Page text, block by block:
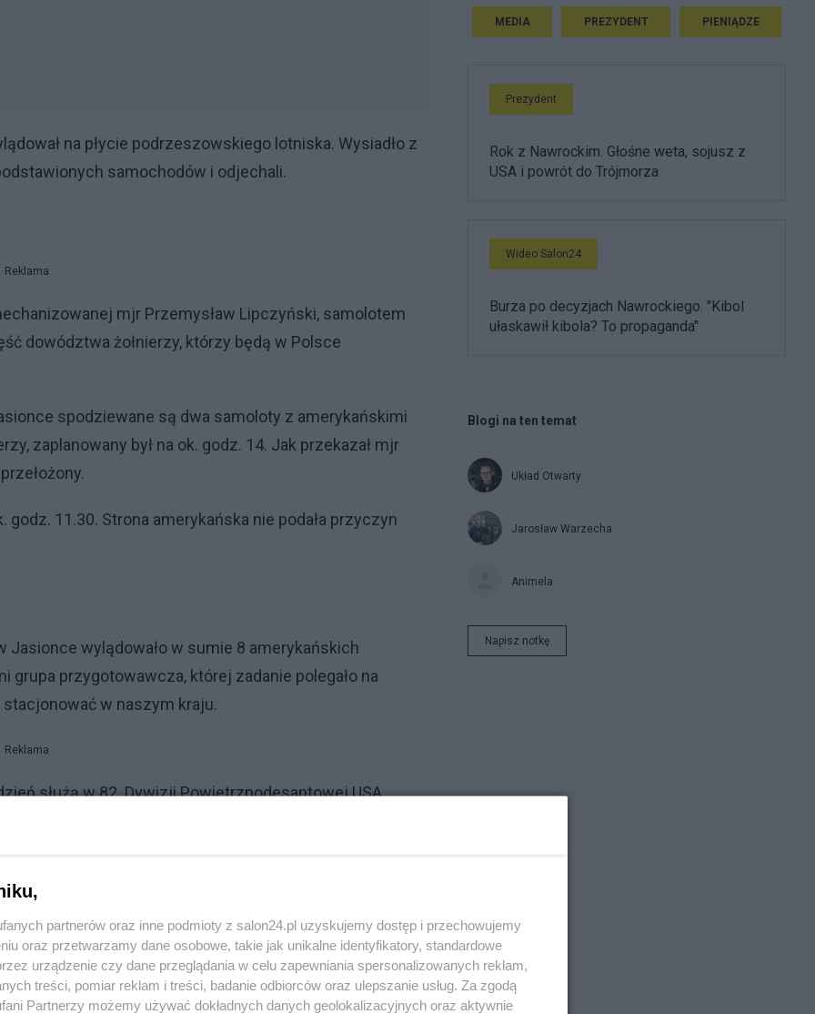
na płycie podrzeszowskiego lotniska. Wysiadło z
samochodów i odjechali.
Reklama
mjr Przemysław Lipczyński, samolotem
dowództwa żołnierzy, którzy będą w Polsce
spodziewane są dwa samoloty z amerykańskimi
zaplanowany był na ok. godz. 14. Jak przekazał mjr
11.30. Strona amerykańska nie podała przyczyn
wylądowało w sumie 8 amerykańskich
grupa przygotowawcza, której zadanie polegało na
w naszym kraju.
Reklama
służą w 82. Dywizji Powietrznodesantowej USA.
liczby wojsk USA w Europie w celu
rosyjskich wojsk przy granicy Ukrainy. 2 tys.
1700 trafi do Polski. Około tysiąca zostanie
MEDIA PREZYDENT PIENIĄDZE
Prezydent
Rok z Nawrockim. Głośne weta, sojusz z
USA i powrót do Trójmorza
Wideo Salon24
Burza po decyzjach Nawrockiego. "Kibol
ułaskawił kibola? To propaganda"
Blogi na ten temat
Układ Otwarty
Jarosław Warzecha
Animela
Napisz notkę
partnerów oraz inne podmioty z salon24.pl uzyskujemy dostęp i przechowujemy
oraz przetwarzamy dane osobowe, takie jak unikalne identyfikatory, standardowe
urządzenie czy dane przeglądania w celu zapewniania spersonalizowanych reklam,
treści, pomiar reklam i treści, badanie odbiorców oraz ulepszanie usług. Za zgodą
Partnerzy możemy używać dokładnych danych geolokalizacyjnych oraz aktywnie